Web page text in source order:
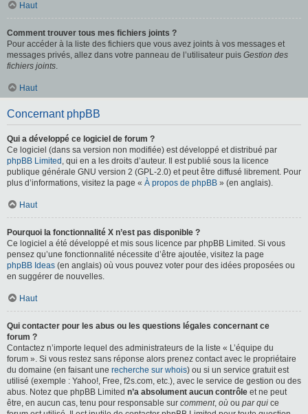
Haut
Comment trouver tous mes fichiers joints ?
Pour accéder à la liste des fichiers que vous avez joints à vos messages et
messages privés, allez dans votre panneau de l’utilisateur puis Gestion des
fichiers joints.
Haut
Concernant phpBB
Qui a développé ce logiciel de forum ?
Ce logiciel (dans sa version non modifiée) est développé et distribué par
phpBB Limited , qui en a les droits d’auteur. Il est publié sous la licence
publique générale GNU version 2 (GPL-2.0) et peut être diffusé librement. Pour
plus d’informations, visitez la page « À propos de phpBB » (en anglais).
Haut
Pourquoi la fonctionnalité X n’est pas disponible ?
Ce logiciel a été développé et mis sous licence par phpBB Limited. Si vous
pensez qu’une fonctionnalité nécessite d’être ajoutée, visitez la page
phpBB Ideas (en anglais) où vous pouvez voter pour des idées proposées ou
en suggérer de nouvelles.
Haut
Qui contacter pour les abus ou les questions légales concernant ce
forum ?
Contactez n’importe lequel des administrateurs de la liste « L’équipe du
forum ». Si vous restez sans réponse alors prenez contact avec le propriétaire
du domaine (en faisant une recherche sur whois) ou si un service gratuit est
utilisé (exemple : Yahoo!, Free, f2s.com, etc.), avec le service de gestion ou des
abus. Notez que phpBB Limited n’a absolument aucun contrôle et ne peut
être, en aucun cas, tenu pour responsable sur comment, où ou par qui ce